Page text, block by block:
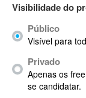
ACID Pro
ACPI
Acrobat
Acrobat X
Acronis
ACT
Visibilidade do
Público
Visível para
Privado
Apenas os
se candidatar.